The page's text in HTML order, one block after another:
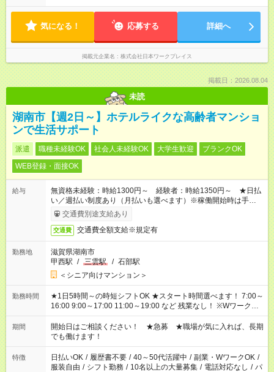
気になる！ 応募する 詳細へ
掲載元企業名 株式会社日本ワークプレイス
掲載日：2026.08.04
未読
湖南市【週2日～】ホテルライクな高齢者マンショ
ンで生活サポート
派遣 職種未経験OK 社会人未経験OK 大学生歓迎
ブランクOK
WEB登録・面接OK
給与
無資格未経験：時給1300円～ 経験者：時給1350円～ ★日払
い／週払い制度あり（月払いも選べます）※稼働開始時は手続き
完了次第のお支払いとなります。
交通費別途支給あり
交通費 交通費全額支給※規定有
勤務地
滋賀県湖南市
甲西駅 / 三雲駅 / 石部駅
＜シニア向けマンション＞
勤務時間
★1日5時間～の時短シフトOK ★スタート時間選べます！ 7:00～
16:00 9:00～17:00 11:00～19:00 など 残業なし！ ※Wワークの
場合、他のお仕事と合わせ週40時間超の就業はご案内できませ
ん ※法令に基づき、週20時間以上勤務は社会保険への加入対象
となります ※労働者派遣法（日雇い派遣の原則禁止）により、
短時間・短期間の就業はご案内が難しい場合があります
期間
開始日はご相談ください！ ★急募 ★職場が気に入れば、長期
でも働けます！
特徴 日払いOK / 履歴書不要 / 40～50代活躍中 / 副業・WワークOK /
服装自由 / シフト勤務 / 10名以上の大量募集 / 電話対応なし / パ